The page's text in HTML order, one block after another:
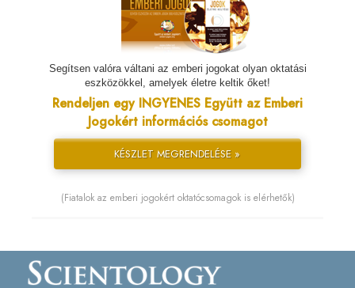
Segítsen valóra váltani az emberi jogokat olyan oktatási
eszközökkel, amelyek életre keltik őket!
Rendeljen egy INGYENES Együtt az Emberi
Jogokért információs csomagot
KÉSZLET MEGRENDELÉSE »
(Fiatalok az emberi jogokért oktatócsomagok is elérhetők)